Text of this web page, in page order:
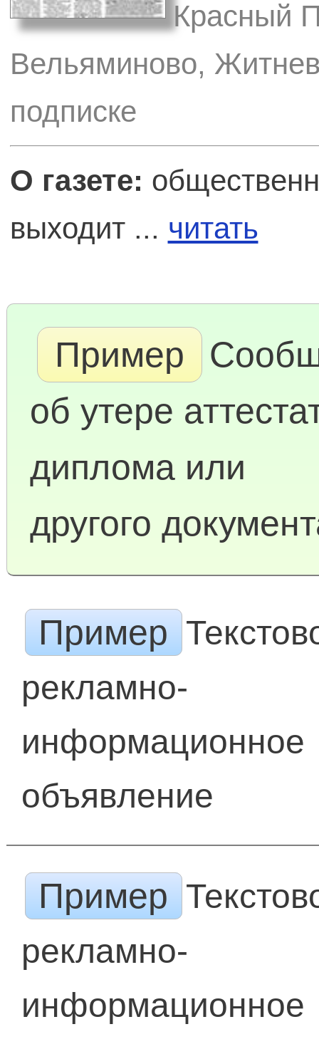
Красный
Вельяминово,
подписке
О газете:
выходит ... читать
Пример
об утере
диплома или
другого
Пример
рекламно-
информационное
объявление
Пример
рекламно-
информационное